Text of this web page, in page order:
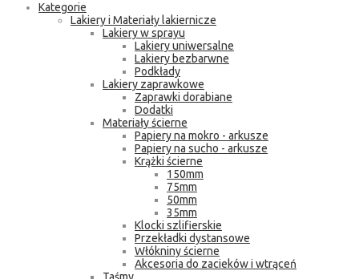
Kategorie
Lakiery i Materiały lakiernicze
Lakiery w sprayu
Lakiery uniwersalne
Lakiery bezbarwne
Podkłady
Lakiery zaprawkowe
Zaprawki dorabiane
Dodatki
Materiały ścierne
Papiery na mokro - arkusze
Papiery na sucho - arkusze
Krążki ścierne
150mm
75mm
50mm
35mm
Klocki szlifierskie
Przekładki dystansowe
Włókniny ścierne
Akcesoria do zacieków i wtrąceń